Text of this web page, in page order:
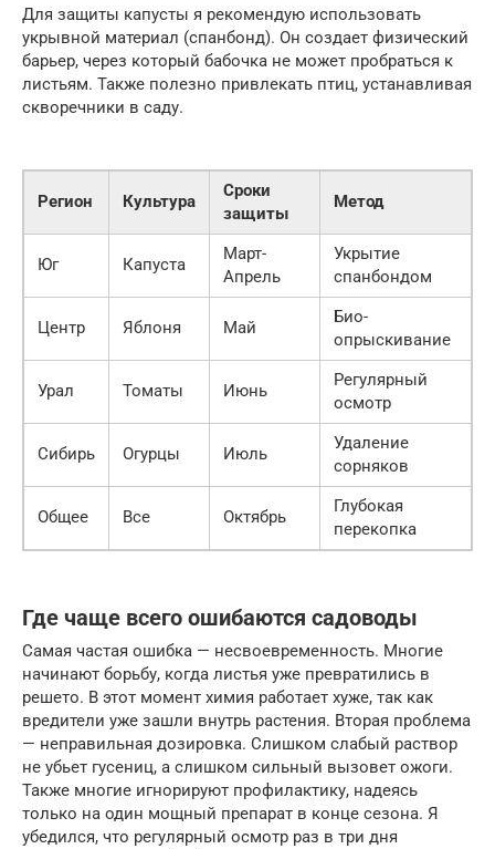
Для защиты капусты я рекомендую использовать
укрывной материал (спанбонд). Он создает физический
барьер, через который бабочка не может пробраться к
листьям. Также полезно привлекать птиц, устанавливая
скворечники в саду.
Регион Культура
Сроки
защиты
Метод
Юг Капуста
Март-
Апрель
Укрытие
спанбондом
Центр Яблоня Май
Био-
опрыскивание
Урал Томаты Июнь
Регулярный
осмотр
Сибирь Огурцы Июль
Удаление
сорняков
Общее Все Октябрь
Глубокая
перекопка
Где чаще всего ошибаются садоводы
Самая частая ошибка — несвоевременность. Многие
начинают борьбу, когда листья уже превратились в
решето. В этот момент химия работает хуже, так как
вредители уже зашли внутрь растения. Вторая проблема
— неправильная дозировка. Слишком слабый раствор
не убьет гусениц, а слишком сильный вызовет ожоги.
Также многие игнорируют профилактику, надеясь
только на один мощный препарат в конце сезона. Я
убедился, что регулярный осмотр раз в три дня